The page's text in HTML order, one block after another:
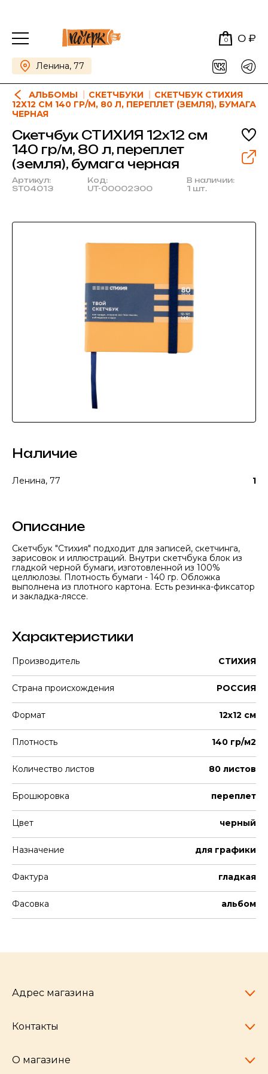
0 0 ₽
Ленина, 77
АЛЬБОМЫ СКЕТЧБУКИ
СКЕТЧБУК СТИХИЯ
12Х12 СМ 140 ГР/М, 80 Л, ПЕРЕПЛЕТ (ЗЕМЛЯ), БУМАГА
ЧЕРНАЯ
Скетчбук СТИХИЯ 12х12 см
140 гр/м, 80 л, переплет
(земля), бумага черная
Артикул:
ST04013
Код:
UT-00002300
В наличии:
1 шт.
Наличие
Ленина, 77 1
Описание
Скетчбук "Стихия" подходит для записей, скетчинга,
зарисовок и иллюстраций. Внутри скетчбука блок из
гладкой черной бумаги, изготовленной из 100%
целлюлозы. Плотность бумаги - 140 гр. Обложка
выполнена из плотного картона. Есть резинка-фиксатор
и закладка-ляссе.
Характеристики
Производитель СТИХИЯ
Страна происхождения РОССИЯ
Формат 12х12 см
Плотность 140 гр/м2
Количество листов 80 листов
Брошюровка переплет
Цвет черный
Назначение для графики
Фактура гладкая
Фасовка альбом
Адрес магазина
Челябинск,
Контакты
pocherkartshop@mail.ru
О магазине